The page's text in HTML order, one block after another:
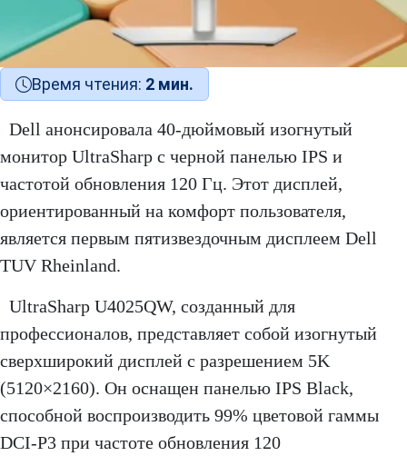
Время чтения: 2 мин.
Dell анонсировала 40-дюймовый изогнутый
монитор UltraSharp с черной панелью IPS и
частотой обновления 120 Гц. Этот дисплей,
ориентированный на комфорт пользователя,
является первым пятизвездочным дисплеем Dell
TUV Rheinland.
UltraSharp U4025QW, созданный для
профессионалов, представляет собой изогнутый
сверхширокий дисплей с разрешением 5K
(5120×2160). Он оснащен панелью IPS Black,
способной воспроизводить 99% цветовой гаммы
DCI-P3 при частоте обновления 120